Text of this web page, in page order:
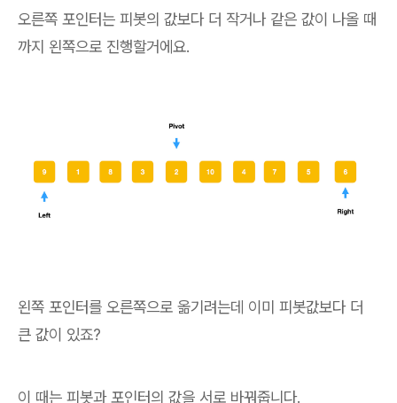
오른쪽 포인터는 피봇의 값보다 더 작거나 같은 값이 나올 때
까지 왼쪽으로 진행할거에요.
왼쪽 포인터를 오른쪽으로 옮기려는데 이미 피봇값보다 더
큰 값이 있죠?
이 때는 피봇과 포인터의 값을 서로 바꿔줍니다.